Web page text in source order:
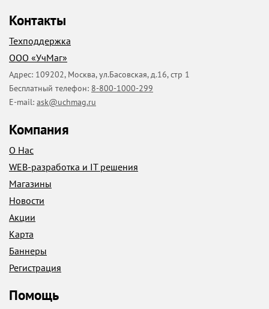
Контакты
Техподдержка
ООО «УчМаг»
Адрес: 109202, Москва,ул.Басовская, д.16, стр 1
Бесплатный телефон: 8-800-1000-299
E-mail: ask@uchmag.ru
Компания
О Нас
WEB-разработка и IT решения
Магазины
Новости
Акции
Карта
Баннеры
Регистрация
Помощь